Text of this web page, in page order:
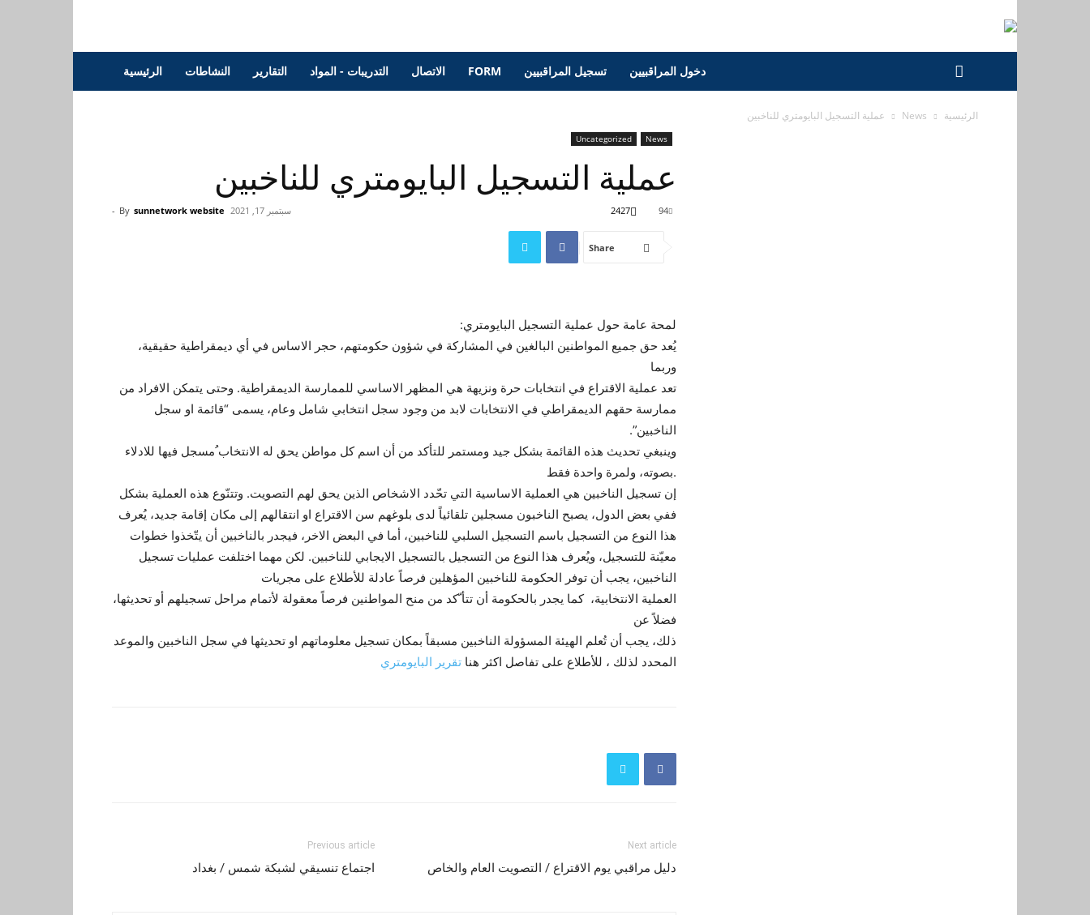
الرئيسية النشاطات التقارير التدريبات - المواد الاتصال FORM تسجيل المراقبيين دخول المراقبيين
الرئيسية News عملية التسجيل البايومتري للناخبين
News
Uncategorized
عملية التسجيل البايومتري للناخبين
By sunnetwork website
- سبتمبر 17, 2021 94
2427
Share
لمحة عامة حول عملية التسجيل البايومتري:
يُعد حق جميع المواطنين البالغين في المشاركة في شؤون حكومتهم، حجر الاساس في أي ديمقراطية حقيقية،
وربما
تعد عملية الاقتراع في انتخابات حرة ونزيهة هي المظهر الاساسي للممارسة الديمقراطية. وحتى يتمكن الافراد من
ممارسة حقهم الديمقراطي في الانتخابات لابد من وجود سجل انتخابي شامل وعام، يسمى “قائمة او سجل
الناخبين”.
وينبغي تحديث هذه القائمة بشكل جيد ومستمر للتأكد من أن اسم كل مواطن يحق له الانتخاب ُمسجل فيها للادلاء
.بصوته، ولمرة واحدة فقط
إن تسجيل الناخبين هي العملية الاساسية التي تحّدد الاشخاص الذين يحق لهم التصويت. وتتنّوع هذه العملية بشكل
ففي بعض الدول، يصبح الناخبون مسجلين تلقائياً لدى بلوغهم سن الاقتراع او انتقالهم إلى مكان إقامة جديد، يُعرف
هذا النوع من التسجيل باسم التسجيل السلبي للناخبين، أما في البعض الاخر، فيجدر بالناخبين أن يتّخذوا خطوات
معيّنة للتسجيل، ويُعرف هذا النوع من التسجيل بالتسجيل الايجابي للناخبين. لكن مهما اختلفت عمليات تسجيل
الناخبين، يجب أن توفر الحكومة للناخبين المؤهلين فرصاً عادلة للأطلاع على مجريات
العملية الانتخابية، كما يجدر بالحكومة أن تتأ ّكد من منح المواطنين فرصاً معقولة لأتمام مراحل تسجيلهم أو تحديثها،
فضلاً عن
ذلك، يجب أن تُعلم الهيئة المسؤولة الناخبين مسبقاً بمكان تسجيل معلوماتهم او تحديثها في سجل الناخبين والموعد
المحدد لذلك ، للأطلاع على تفاصل اكثر هنا تقرير البايومتري
Previous article
اجتماع تنسيقي لشبكة شمس / بغداد
Next article
دليل مراقبي يوم الاقتراع / التصويت العام والخاص